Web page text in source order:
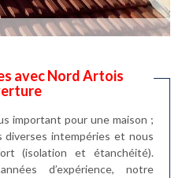
avec Nord Artois
important pour une maison ;
intempéries et nous
(isolation et étanchéité).
d’expérience, notre